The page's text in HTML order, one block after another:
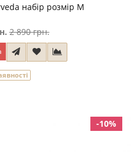
набір розмір М
2 890 грн.
-10%